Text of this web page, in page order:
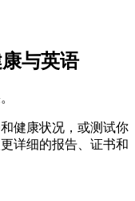
与英语
健康状况，或测试你
详细的报告、证书和